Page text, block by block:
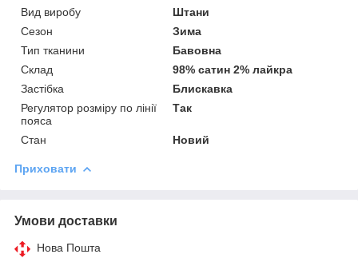
Вид виробу
Штани
Сезон
Зима
Тип тканини
Бавовна
Склад
98% сатин 2% лайкра
Застібка
Блискавка
Регулятор розміру по лінії
пояса
Так
Стан Новий
Приховати
Умови доставки
Нова Пошта